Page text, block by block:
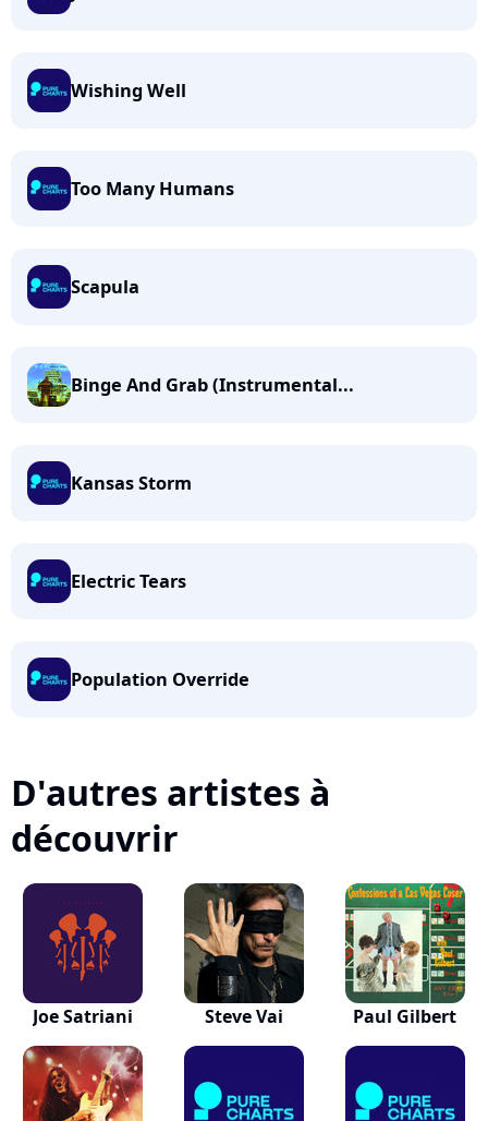
Wishing Well
Too Many Humans
Scapula
Binge And Grab (Instrumental...
Kansas Storm
Electric Tears
Population Override
D'autres artistes à
découvrir
Joe Satriani Steve Vai Paul Gilbert